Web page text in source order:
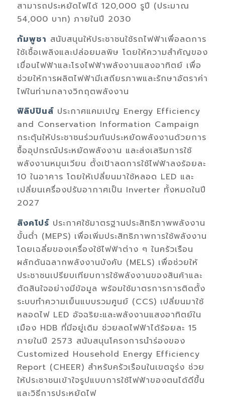
สามารถประหยัดไฟได้ 120,000 รูปี (ประมาณ
54,000 บาท) ภายในปี 2030
กัมพูชา สนับสนุนให้ประชาชนใช้รถไฟฟ้าเพื่อลดการ
ใช้เชอเพลิงและปล่อยมลพิษ โดยให้ความสำคัญของ
เขื่อนไฟฟ้าและโรงไฟฟ้าพลังงานแสงอาทิตย์ เพื่อ
ช่วยให้การผลิตไฟฟ้ามีเสถียรภาพและรักษาอัตราค่า
ไฟในท่ามกลางวิกฤตพลังงาน
ฟิลิปปินส์ประกาศแคมเปญ Energy Efficiency
and Conservation Information Campaign
กระตุ้นให้ประชาชนร่วมกันประหยัดพลังงานด้วยการ
ซื้ออุปกรณ์ประหยัดพลังงาน และส่งเสริมการใช้
พลังงานหมุนเวียน ตั้งเป้าลดการใช้ไฟฟ้าลงร้อยละ
10ในอาคาร โดยให้เปลี่ยนมาใช้หลอด LED และ
เปลี่ยนเครื่องปรับอากาศเป็น Inverter ทั้งหมดในปี
2027
สิงคโปร์ ประกาศใช้มาตรฐานประสิทธิภาพพลังงาน
ขั้นต่ำ (MEPS) เพื่อเพิ่มประสิทธิภาพการใช้พลังงาน
โดยเฉลี่ยของเครื่องใช้ไฟฟ้าต่าง ๆ ในครัวเรือน
ผลักดันฉลากพลังงานบังคับ (MELS) เพื่อช่วยให้
ประชาชนเปรียบเทียบการใช้พลังงานของสินค้าและ
ตัดสินใจอย่างมีข้อมูล พร้อมใช้มาตรการการติดตั้ง
ระบบทำความเย็นแบบรวมศูนย์ (CCS) เปลี่ยนมาใช้
หลอดไฟ LED อัจฉริยะและพลังงานแสงอาทิตย์ใน
เมือง HDB ที่มีอยู่เดิม ช่วยลดไฟฟ้าได้ร้อยละ 15
ภายในปี 2573 สนับสนุนโครงการนำร่องของ
Customized Household Energy Efficiency
Report (CHEER) สำหรับครัวเรือนในเขตจูร่ง ช่วย
ให้ประชาชนเข้าใจรูปแบบการใช้ไฟฟ้าของตนได้ดีขึ้น
และวิธีการประหยัดไฟ